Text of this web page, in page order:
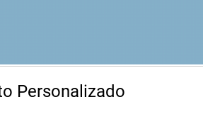
Personalizado